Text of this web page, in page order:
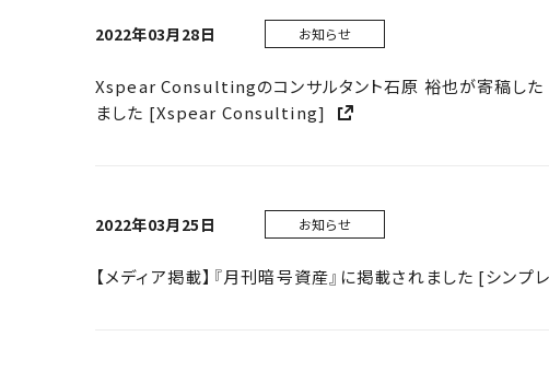
2022年03月28日 お知らせ
Xspear Consultingのコンサルタント石原 裕也が寄稿し
ました [Xspear Consulting]
2022年03月25日 お知らせ
【メディア掲載】『月刊暗号資産』に掲載されました [シンプ